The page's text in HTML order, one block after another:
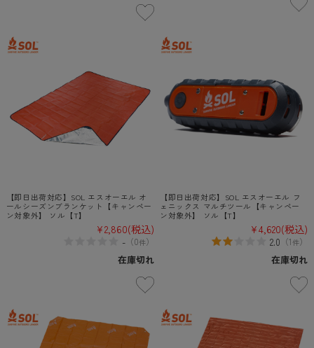
【即日出荷対応】SOL エスオーエル オ
ールシーズンブランケット【キャンペー
ン対象外】 ソル【T】
¥2,860(税込)
-（0件）
在庫切れ
【即日出荷対応】SOL エスオーエル フ
ェニックス マルチツール【キャンペー
ン対象外】 ソル【T】
¥4,620(税込)
2.0 （1件）
在庫切れ